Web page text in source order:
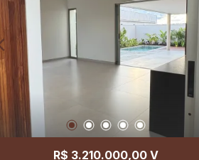
em vidro temperado e chuveiro. O
apartamento está com pintura nova,
pronto para morar. O condomínio
oferece portão eletrônico, porteiro
eletrônico e monitoramento por
câmeras de segurança, garantindo mais
tranquilidade e segurança para os
moradores. Uma excelente
R$ 3.210.000,00 V